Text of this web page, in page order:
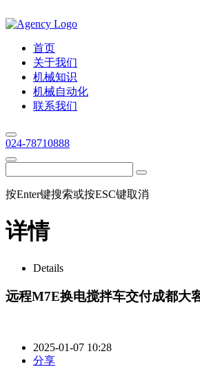
首页
关于我们
机械知识
机械自动化
联系我们
024-78710888
按Enter键搜索或按ESC键取消
详情
Details
远程M7E换电搅拌车交付成都大
2025-01-07 10:28
分享